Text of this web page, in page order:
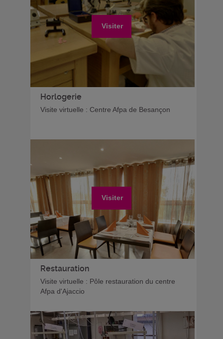
Visiter
Horlogerie
Visite virtuelle : Centre Afpa de Besançon
Visiter
Restauration
Visite virtuelle : Pôle restauration du centre
Afpa d'Ajaccio